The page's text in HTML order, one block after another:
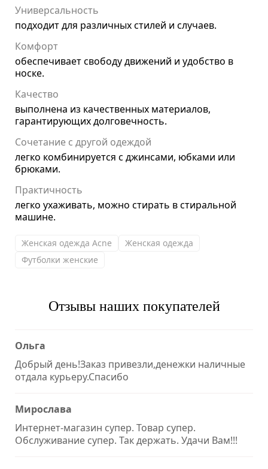
Универсальность
подходит для различных стилей и случаев.
Комфорт
обеспечивает свободу движений и удобство в
носке.
Качество
выполнена из качественных материалов,
гарантирующих долговечность.
Сочетание с другой одеждой
легко комбинируется с джинсами, юбками или
брюками.
Практичность
легко ухаживать, можно стирать в стиральной
машине.
Женская одежда Acne
Женская одежда
Футболки женские
Отзывы наших покупателей
Ольга
Добрый день!Заказ привезли,денежки наличные
отдала курьеру.Спасибо
Мирослава
Интернет-магазин супер. Товар супер.
Обслуживание супер. Так держать. Удачи Вам!!!